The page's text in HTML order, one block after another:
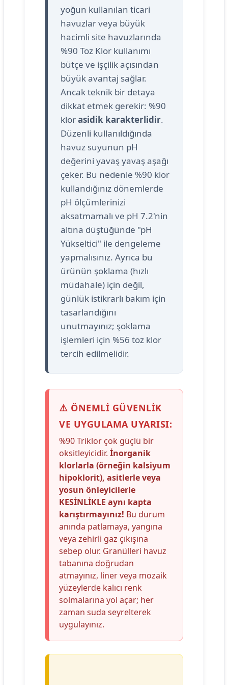
yoğun kullanılan ticari
havuzlar veya büyük
hacimli site havuzlarında
%90 Toz Klor kullanımı
bütçe ve işçilik açısından
büyük avantaj sağlar.
Ancak teknik bir detaya
dikkat etmek gerekir: %90
klorasidik karakterlidir.
Düzenli kullanıldığında
havuz suyunun pH
değerini yavaş yavaş aşağı
çeker. Bu nedenle %90 klor
kullandığınız dönemlerde
pH ölçümlerinizi
aksatmamalı ve pH 7.2'nin
altına düştüğünde "pH
Yükseltici" ile dengeleme
yapmalısınız. Ayrıca bu
ürünün şoklama (hızlı
müdahale) için değil,
günlük istikrarlı bakım için
tasarlandığını
unutmayınız; şoklama
işlemleri için %56 toz klor
tercih edilmelidir.
⚠️ ÖNEMLİ GÜVENLİK
VE UYGULAMA UYARISI:
%90 Triklor çok güçlü bir
oksitleyicidir. İnorganik
klorlarla (örneğin kalsiyum
hipoklorit), asitlerle veya
yosun önleyicilerle
KESİNLİKLE aynı kapta
karıştırmayınız! Bu durum
anında patlamaya, yangına
veya zehirli gaz çıkışına
sebep olur. Granülleri havuz
tabanına doğrudan
atmayınız, liner veya mozaik
yüzeylerde kalıcı renk
solmalarına yol açar; her
zaman suda seyrelterek
uygulayınız.